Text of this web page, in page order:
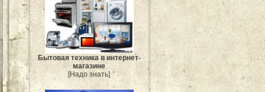
Бытовая техника в интернет-
магазине
[Надо знать]